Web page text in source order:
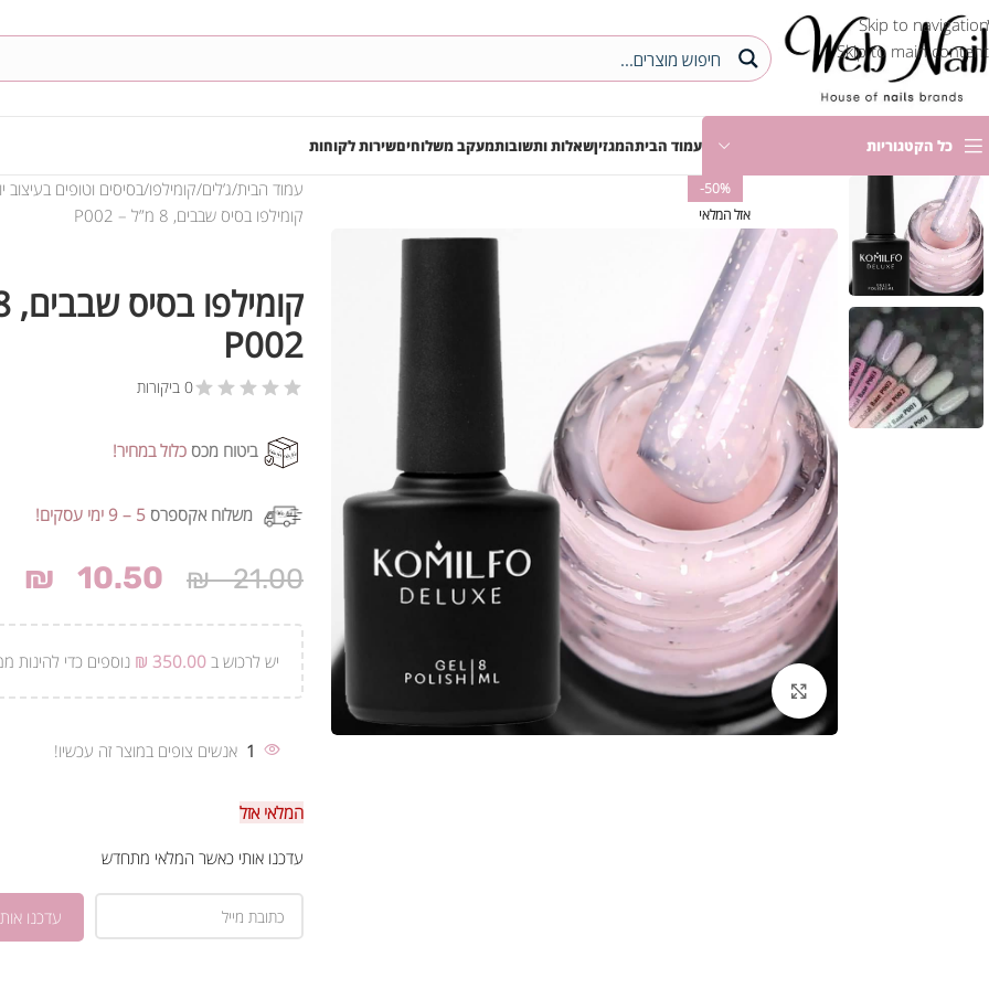
Skip to navigation
Skip to main content
כל הקטגוריות עמוד הביתהמגזיןשאלות ותשובותמעקב משלוחיםשירות לקוחות
-50%
אזל המלאי
לחץ להגדלת התמונה
עמוד הבית ג’לים קומילפו בסיסים וטופים בעיצוב
קומילפו בסיס שבבים, 8 מ”ל – P002
P002
0 ביקורות
ביטוח מכס כלול במחיר!
משלוח אקספרס 5 – 9 ימי עסקים!
₪21.00
₪ 10.50
יש לרכוש ב ₪ 350.00 נוספים כדי להינות
1 אנשים צופים במוצר זה עכשיו!
המלאי אזל
עדכנו אותי כאשר המלאי מתחדש